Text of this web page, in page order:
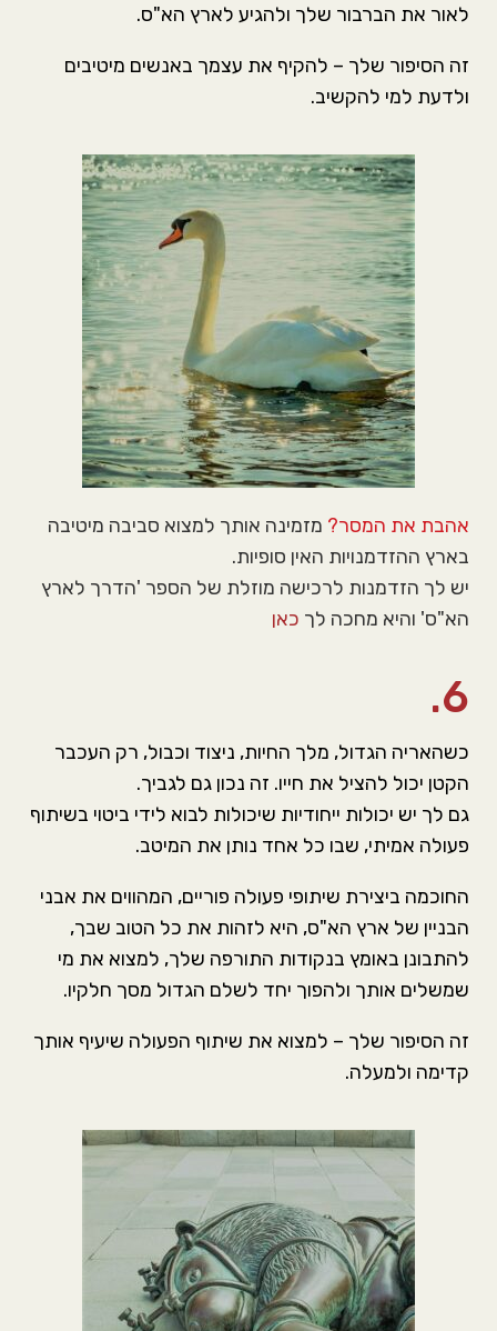
לאור את הברבור שלך ולהגיע לארץ הא"ס.
זה הסיפור שלך – להקיף את עצמך באנשים מיטיבים
ולדעת למי להקשיב.
אהבת את המסר? מזמינה אותך למצוא סביבה מיטיבה
בארץ ההזדמנויות האין סופיות.
יש לך הזדמנות לרכישה מוזלת של הספר 'הדרך לארץ
הא"ס' והיא מחכה לך כאן
6.
כשהאריה הגדול, מלך החיות, ניצוד וכבול, רק העכבר
הקטן יכול להציל את חייו. זה נכון גם לגביך.
גם לך יש יכולות ייחודיות שיכולות לבוא לידי ביטוי בשיתוף
פעולה אמיתי, שבו כל אחד נותן את המיטב.
החוכמה ביצירת שיתופי פעולה פוריים, המהווים את אבני
הבניין של ארץ הא"ס, היא לזהות את כל הטוב שבך,
להתבונן באומץ בנקודות התורפה שלך, למצוא את מי
שמשלים אותך ולהפוך יחד לשלם הגדול מסך חלקיו.
זה הסיפור שלך – למצוא את שיתוף הפעולה שיעיף אותך
קדימה ולמעלה.